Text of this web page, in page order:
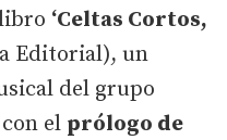
‘Celtas Cortos,
Editorial), un
del grupo
el prólogo de